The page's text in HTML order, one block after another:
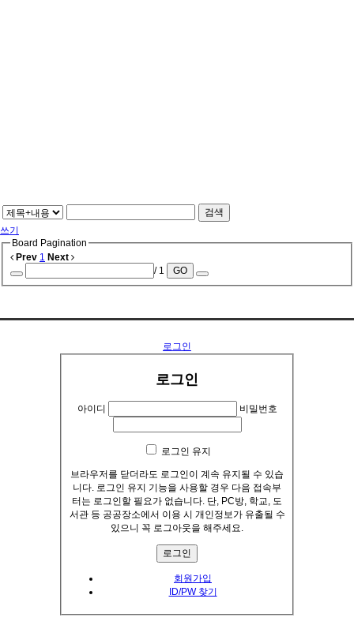
검색
쓰기
Board Pagination
Prev 1 Next
/ 1
GO
로그인
로그인
아이디 비밀번호
로그인 유지
브라우저를 닫더라도 로그인이 계속 유지될 수 있습
니다. 로그인 유지 기능을 사용할 경우 다음 접속부
터는 로그인할 필요가 없습니다. 단, PC방, 학교, 도
서관 등 공공장소에서 이용 시 개인정보가 유출될 수
있으니 꼭 로그아웃을 해주세요.
회원가입
ID/PW 찾기